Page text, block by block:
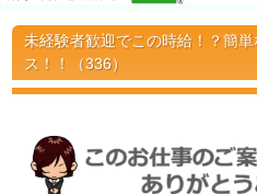
未経験者歓迎でこの時給！？簡
ス！！（336）